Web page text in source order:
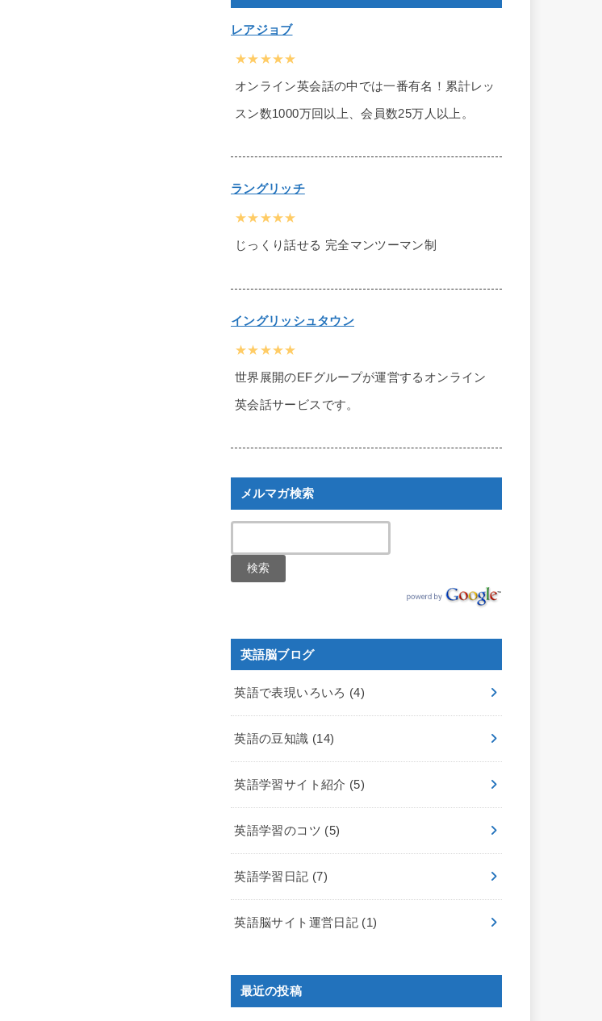
レアジョブ
★★★★★
オンライン英会話の中では一番有名！累計レッ
スン数1000万回以上、会員数25万人以上。
ラングリッチ
★★★★★
じっくり話せる 完全マンツーマン制
イングリッシュタウン
★★★★★
世界展開のEFグループが運営するオンライン
英会話サービスです。
メルマガ検索
英語脳ブログ
英語で表現いろいろ (4)
英語の豆知識 (14)
英語学習サイト紹介 (5)
英語学習のコツ (5)
英語学習日記 (7)
英語脳サイト運営日記 (1)
最近の投稿